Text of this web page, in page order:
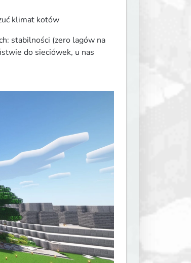
klimat kotów
stabilności (zero lagów na
do sieciówek, u nas